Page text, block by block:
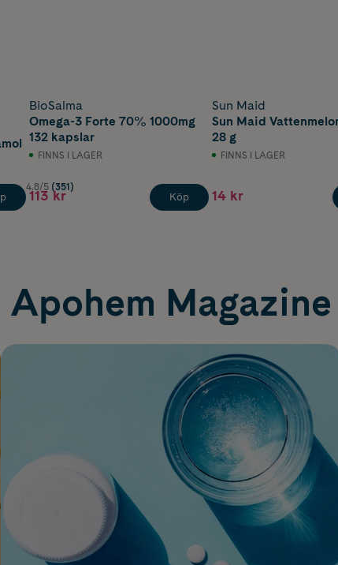
BioSalma
Omega-3 Forte 70% 1000mg
132 kapslar
FINNS I LAGER
4.8/5 (351)
113 kr Köp
Sun Maid
Sun Maid
28 g
FINNS I LAGER
14 kr
Apohem Magazine